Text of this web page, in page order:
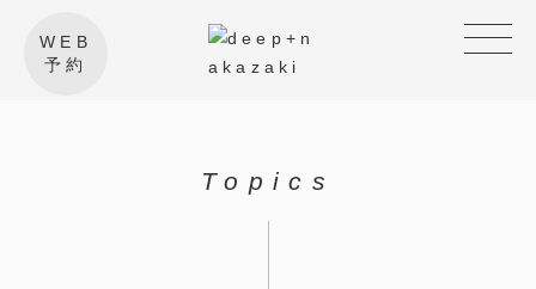
WEB
予約
Topics